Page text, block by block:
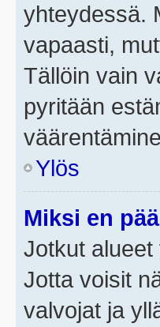
yhteydessä.
vapaasti,
Tällöin vain
pyritään
Ylös
Miksi en
Jotkut alueet
Jotta voisit
valvojat ja